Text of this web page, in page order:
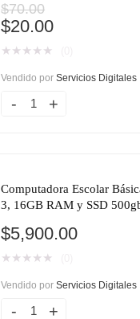
$70.00
El
precio
original
era:
$70.00.
$20.00El
es:
$20.00.
★ ★ ★ ★ ★
Vendido por Servicios Digitales
Computadora Escolar
3, 16GB RAM y SSD
$5,900.00
★ ★ ★ ★ ★
Vendido por Servicios Digitales